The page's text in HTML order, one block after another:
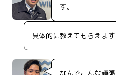
す。
具体的に教えてもらえます
なんでこんな頑